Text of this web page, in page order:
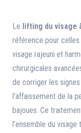
Le lifting du visage
référence pour
visage rajeuni et
chirurgicales
de corriger les
l’affaissement de la
bajoues. Ce
l’ensemble du